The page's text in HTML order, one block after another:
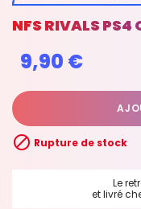
NFS RIVALS PS4
9,90 €
 Rupture de stock
Le
et livré